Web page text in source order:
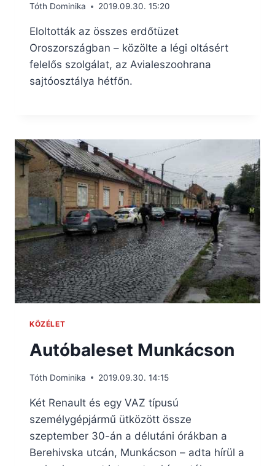
Tóth Dominika 2019.09.30. 15:20
Eloltották az összes erdőtüzet
Oroszországban – közölte a légi oltásért
felelős szolgálat, az Avialeszoohrana
sajtóosztálya hétfőn.
KÖZÉLET
Autóbaleset Munkácson
Tóth Dominika 2019.09.30. 14:15
Két Renault és egy VAZ típusú
személygépjármű ütközött össze
szeptember 30-án a délutáni órákban a
Berehivska utcán, Munkácson – adta hírül a